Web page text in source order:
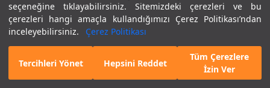
seçeneğine tıklayabilirsiniz. Sitemizdeki çerezleri ve bu
çerezleri hangi amaçla kullandığımızı Çerez Politikası’ndan
inceleyebilirsiniz.
Çerez Politikası
Tercihleri Yönet Hepsini Reddet
Tüm Çerezlere
İzin Ver
E-Randevu Hekim Bul
Kanser İçerikleri
Meme Kanseri Akciğer Kanseri